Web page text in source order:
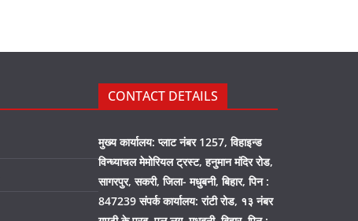
CONTACT DETAILS
मुख्य कार्यालय: प्लाट नंबर 1257, विहाइन्ड
विन्ध्याचल मेमोरियल ट्रस्ट, हनुमान मंदिर रोड,
सागरपुर, सकरी, जिला- मधुबनी, बिहार, पिन :
847239 संपर्क कार्यालय: रांटी रोड, १३ नंबर